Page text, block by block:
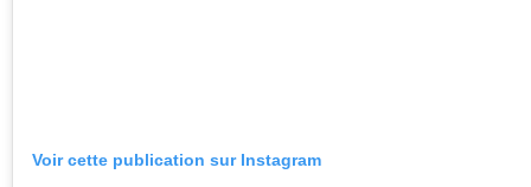
Voir cette publication sur Instagram